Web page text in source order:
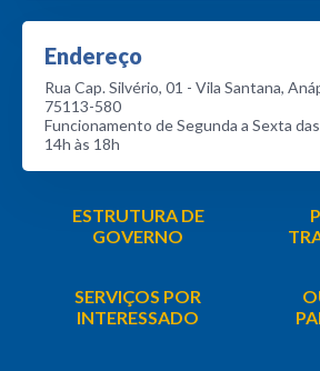
Endereço
Rua Cap. Silvério, 01 - Vila Santana,
75113-580
Funcionamento de Segunda a Sexta
14h às 18h
ESTRUTURA DE
GOVERNO
SERVIÇOS POR
INTERESSADO